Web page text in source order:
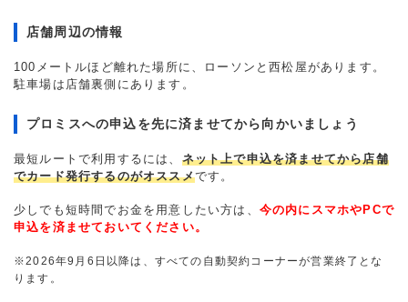
店舗周辺の情報
100メートルほど離れた場所に、ローソンと西松屋があります。
駐車場は店舗裏側にあります。
プロミスへの申込を先に済ませてから向かいましょう
最短ルートで利用するには、 ネット上で申込を済ませてから店舗
でカード発行するのがオススメです。
少しでも短時間でお金を用意したい方は、 今の内にスマホやPCで
申込を済ませておいてください。
※2026年9月6日以降は、すべての自動契約コーナーが営業終了とな
ります。